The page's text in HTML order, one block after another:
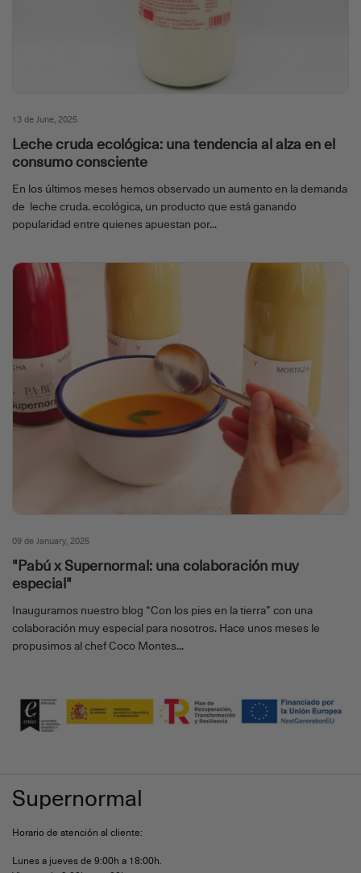
13 de June, 2025
Leche cruda ecológica: una tendencia al alza en el
consumo consciente
En los últimos meses hemos observado un aumento en la demanda
de leche cruda. ecológica, un producto que está ganando
popularidad entre quienes apuestan por...
09 de January, 2025
"Pabú x Supernormal: una colaboración muy
especial"
Inauguramos nuestro blog “Con los pies en la tierra” con una
colaboración muy especial para nosotros. Hace unos meses le
propusimos al chef Coco Montes...
Supernormal
Horario de atención al cliente:
Lunes a jueves de 9:00h a 18:00h.